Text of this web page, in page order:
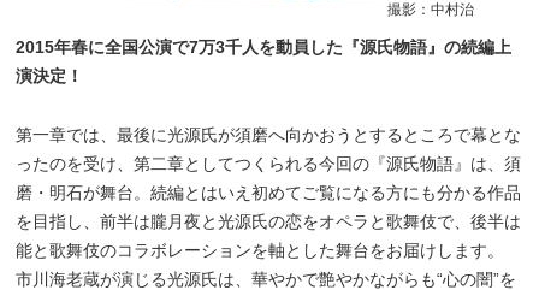
撮影：中村治
2015年春に全国公演で7万3千人を動員した『源氏物語』の続編上
演決定！
第一章では、最後に光源氏が須磨へ向かおうとするところで幕とな
ったのを受け、第二章としてつくられる今回の『源氏物語』は、須
磨・明石が舞台。続編とはいえ初めてご覧になる方にも分かる作品
を目指し、前半は朧月夜と光源氏の恋をオペラと歌舞伎で、後半は
能と歌舞伎のコラボレーションを軸とした舞台をお届けします。
市川海老蔵が演じる光源氏は、華やかで艶やかながらも“心の闇”を